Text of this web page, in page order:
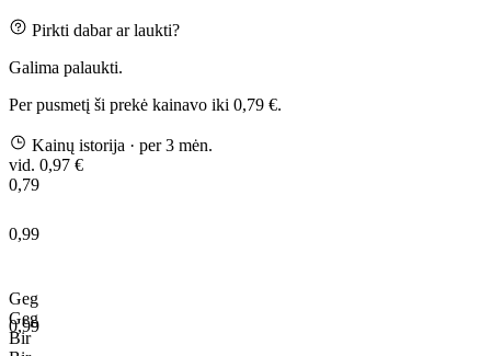
Pirkti dabar ar laukti?
Galima palaukti.
Per pusmetį ši prekė kainavo iki 0,79 €.
Kainų istorija · per 3 mėn.
vid. 0,97 €
0,79
0,99
0,99
Geg
Geg
Bir